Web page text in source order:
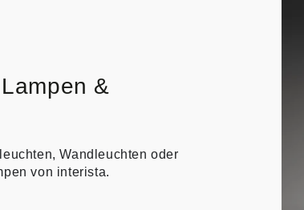
&
Wandleuchten oder
von interista.